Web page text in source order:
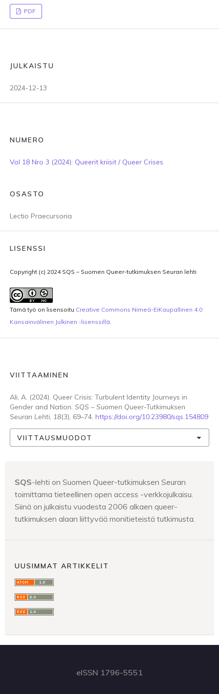
PDF
JULKAISTU
2024-12-13
NUMERO
Vol 18 Nro 3 (2024): Queerit kriisit / Queer Crises
OSASTO
Lectio Praecursoria
LISENSSI
Copyright (c) 2024 SQS – Suomen Queer-tutkimuksen Seuran lehti
Tämä työ on lisensoitu Creative Commons Nimeä-EiKaupallinen 4.0
Kansainvälinen Julkinen -lisenssillä.
VIITTAAMINEN
Ali, A. (2024). Queer Crisis: Turbulent Identity Journeys in
Gender and Nation. SQS – Suomen Queer-Tutkimuksen
Seuran Lehti, 18(3), 69–74. https://doi.org/10.23980/sqs.154809
VIITTAUSMUODOT
SQS-lehti on Suomen Queer-tutkimuksen Seuran
toimittama tieteellinen open access -verkkojulkaisu.
Siinä on julkaistu vuodesta 2006 alkaen queer-
tutkimuksen alaan liittyvää monitieteistä tutkimusta.
UUSIMMAT ARTIKKELIT
eISSN 1796-5551